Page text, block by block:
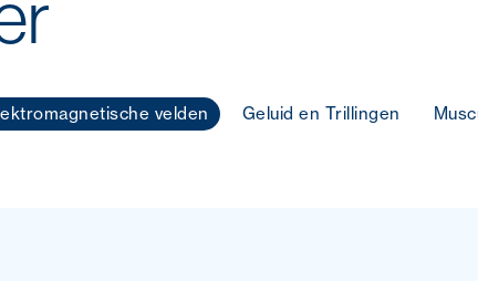
velden Geluid en Trillingen